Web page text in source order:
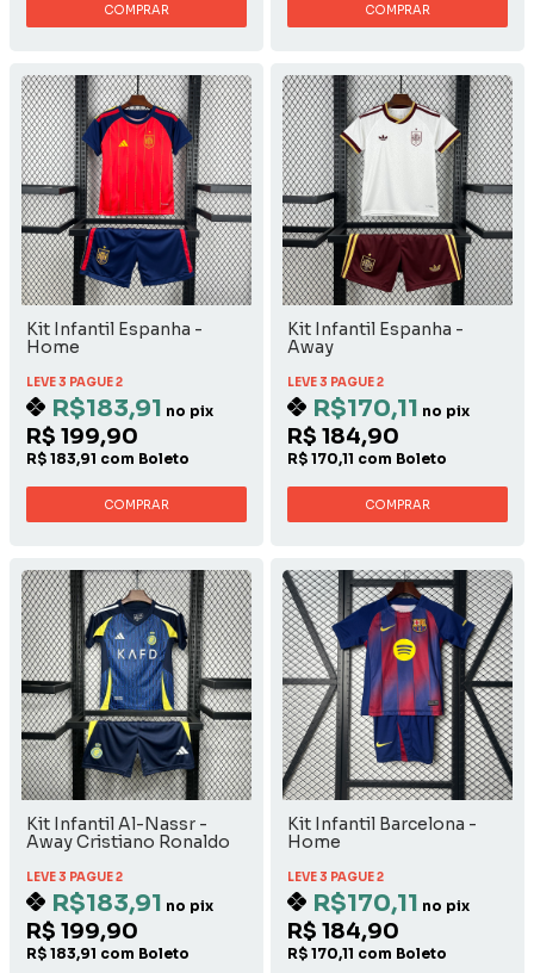
COMPRAR COMPRAR
Kit Infantil Espanha -
Home
LEVE 3 PAGUE 2
R$183,91 no pix
R$ 199,90
R$ 183,91 com Boleto
COMPRAR
Kit Infantil Espanha -
Away
LEVE 3 PAGUE 2
R$170,11 no pix
R$ 184,90
R$ 170,11 com Boleto
COMPRAR
Kit Infantil Al-Nassr -
Away Cristiano Ronaldo
LEVE 3 PAGUE 2
R$183,91 no pix
R$ 199,90
R$ 183,91 com Boleto
Kit Infantil Barcelona -
Home
LEVE 3 PAGUE 2
R$170,11 no pix
R$ 184,90
R$ 170,11 com Boleto